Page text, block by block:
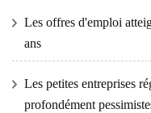
Les offres d'emploi
ans
Les petites entreprises
profondément